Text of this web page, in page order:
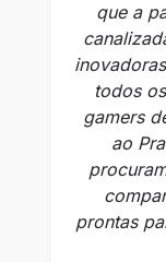
que a
todos
gamers
ao
prontas